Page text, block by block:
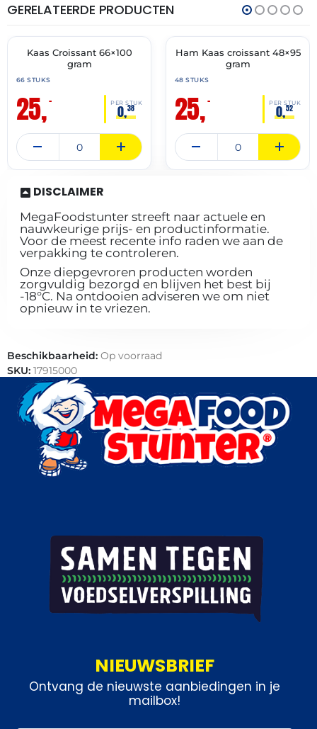
GERELATEERDE PRODUCTEN
🔥 OP=OP
THT:
31-
Kaas Croissant 66×100
gram
66 STUKS
25,– PER STUK
0,38
🔥 OP=OP
Ham Kaas croissant 48×95
gram
48 STUKS
25,– PER STUK
0,52
DISCLAIMER
MegaFoodstunter streeft naar actuele en
nauwkeurige prijs- en productinformatie.
Voor de meest recente info raden we aan de
verpakking te controleren.
Onze diepgevroren producten worden
zorgvuldig bezorgd en blijven het best bij
-18°C. Na ontdooien adviseren we om niet
opnieuw in te vriezen.
Beschikbaarheid: Op voorraad
SKU: 17915000
Categorieën:Bakkerij
NIEUWSBRIEF
Ontvang de nieuwste aanbiedingen in je
mailbox!